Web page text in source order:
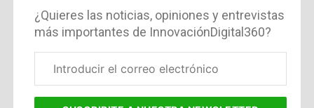
¿Quieres las noticias, opiniones y entrevistas
más importantes de InnovaciónDigital360?
electrónico